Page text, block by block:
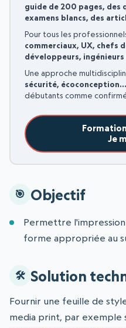
guide de 200 pages, des
examens blancs, des
Pour tous les
commerciaux, UX, chefs
développeurs,
Une approche
sécurité, écoconception…
débutants comme
Je
Objectif
Permettre
forme appropriée au
Solution
Fournir une feuille de
media print, par exemple